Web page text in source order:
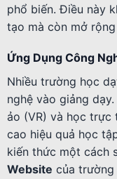
phổ biến. Điều này
tạo mà còn mở
Ứng Dụng Công
Nhiều trường học
nghệ vào giảng
ảo (VR) và học trực
cao hiệu quả học
kiến thức một cách
Website của